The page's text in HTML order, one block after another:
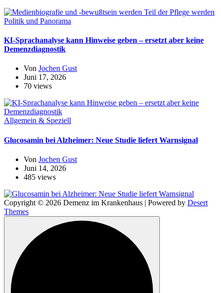
Politik und Panorama
KI-Sprachanalyse kann Hinweise geben – ersetzt aber keine
Demenzdiagnostik
Von Jochen Gust
Juni 17, 2026
70 views
Allgemein & Speziell
Glucosamin bei Alzheimer: Neue Studie liefert Warnsignal
Von Jochen Gust
Juni 14, 2026
485 views
Copyright © 2026 Demenz im Krankenhaus | Powered by Desert
Themes